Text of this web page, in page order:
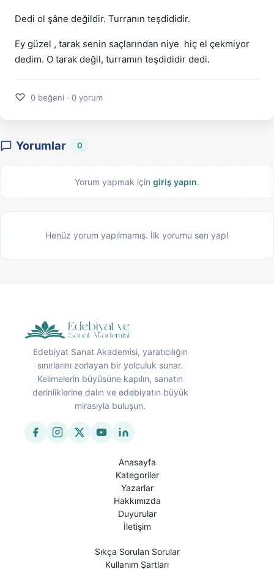
Dedi ol şâne değildir. Turranın teşdididir.
Ey güzel , tarak senin saçlarından niye hiç el çekmiyor
dedim. O tarak değil, turramın teşdididir dedi.
♡ 0 beğeni · 0 yorum
Yorumlar 0
Yorum yapmak için giriş yapın.
Henüz yorum yapılmamış. İlk yorumu sen yap!
Edebiyat Sanat Akademisi, yaratıcılığın
sınırlarını zorlayan bir yolculuk sunar.
Kelimelerin büyüsüne kapılın, sanatın
derinliklerine dalın ve edebiyatın büyük
mirasıyla buluşun.
Anasayfa
Kategoriler
Yazarlar
Hakkımızda
Duyurular
İletişim
Sıkça Sorulan Sorular
Kullanım Şartları